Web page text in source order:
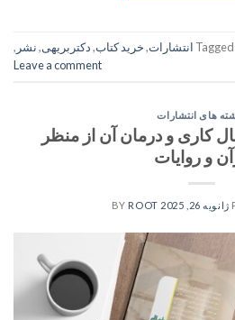
Tagged انتشارات,خرید کتاب,دکتربریهی,نشر ,
Leave a comment
های انتشارات
کاری و درمان آن از منظر
و روایات
ژانویه 26, 2025 ROOT